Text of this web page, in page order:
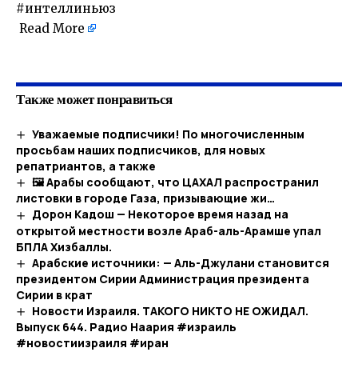
#интеллиньюз
Read More
Также может понравиться
Уважаемые подписчики! По многочисленным
просьбам наших подписчиков, для новых
репатриантов, а также
🖼 Арабы сообщают, что ЦАХАЛ распространил
листовки в городе Газа, призывающие жи…​
Дорон Кадош — Некоторое время назад на
открытой местности возле Араб-аль-Арамше упал
БПЛА Хизбаллы.
Арабские источники: — Аль-Джулани становится
президентом Сирии Администрация президента
Сирии в крат
Новости Израиля. ТАКОГО НИКТО НЕ ОЖИДАЛ.
Выпуск 644. Радио Наария #израиль
#новостиизраиля #иран